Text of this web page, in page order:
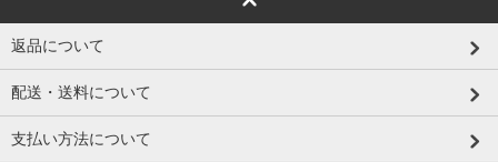
返品について
配送・送料について
支払い方法について